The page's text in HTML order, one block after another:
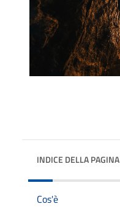
INDICE DELLA PAGINA
Cos'è